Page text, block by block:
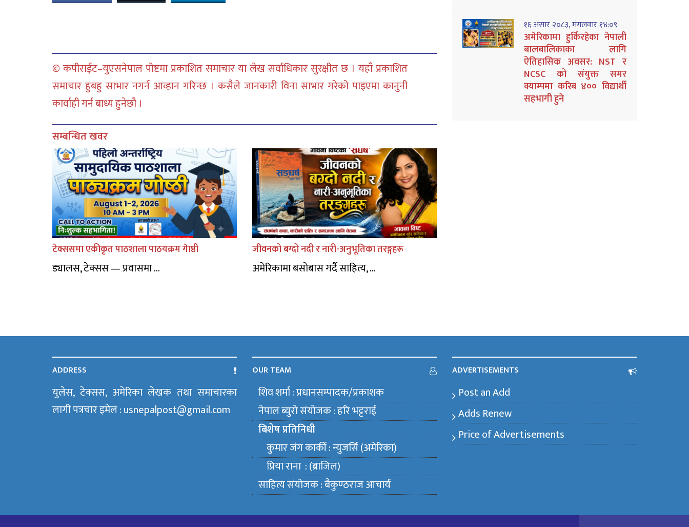
© कपीराईट–युएसनेपाल पोष्टमा प्रकाशित समाचार या लेख सर्वाधिकार सुरक्षीत छ । यहाँ प्रकाशित
समाचार हुबहु साभार नगर्न आव्हान गरिन्छ । कसैले जानकारी विना साभार गरेको पाइएमा कानुनी
कार्वाही गर्न बाध्य हुनेछौ ।
सम्बन्धित खवर
टेक्ससमा एकीकृत पाठशाला पाठयक्रम गेाष्ठी
ड्यालस, टेक्सस — प्रवासमा ...
जीवनको बग्दो नदी र नारी-अनुभूतिका तरङ्गहरू
अमेरिकामा बसोबास गर्दै साहित्य, ...
१६ असार २०८३, मंगलवार १४:०९
अमेरिकामा हुर्किरहेका नेपाली
बालबालिकाका लागि
ऐतिहासिक अवसर: NST र
NCSC को संयुक्त समर
क्याम्पमा करिब ४०० विद्यार्थी
सहभागी हुने
ADDRESS
युलेस, टेक्सस, अमेरिका लेखक तथा समाचारका
लागी पत्रचार इमेल : usnepalpost@gmail.com
OUR TEAM
शिव शर्मा : प्रधानसम्पादक/प्रकाशक
नेपाल ब्युराे संयाेजक : हरि भट्टराई
बिशेष प्रतिनिधी
कुमार जंग कार्की : न्युजर्सि (अमेरिका)
प्रिया राना : (ब्राजिल)
साहित्य संयाेजक : बैकुण्ठराज आचार्य
ADVERTISEMENTS
Post an Add
Adds Renew
Price of Advertisements